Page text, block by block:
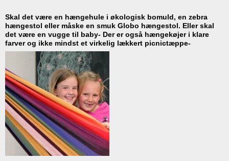
Skal det være en hængehule i økologisk bomuld, en zebra
hængestol eller måske en smuk Globo hængestol. Eller skal
det være en vugge til baby- Der er også hængekøjer i klare
farver og ikke mindst et virkelig lækkert picnictæppe-